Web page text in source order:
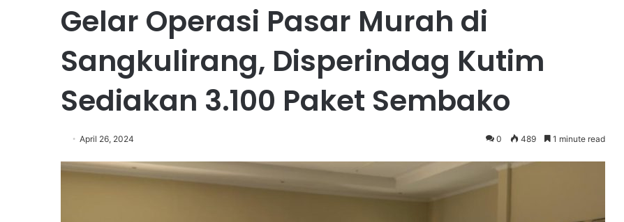
Gelar Operasi Pasar Murah di
Sangkulirang, Disperindag Kutim
Sediakan 3.100 Paket Sembako
April 26, 2024 0 489 1 minute read